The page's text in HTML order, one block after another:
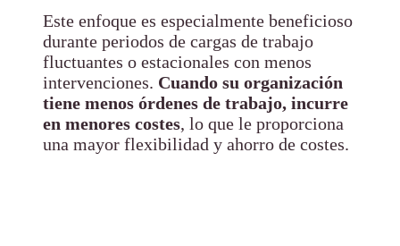
Este enfoque es especialmente beneficioso
durante periodos de cargas de trabajo
fluctuantes o estacionales con menos
intervenciones. Cuando su organización
tiene menos órdenes de trabajo, incurre
en menores costes, lo que le proporciona
una mayor flexibilidad y ahorro de costes.